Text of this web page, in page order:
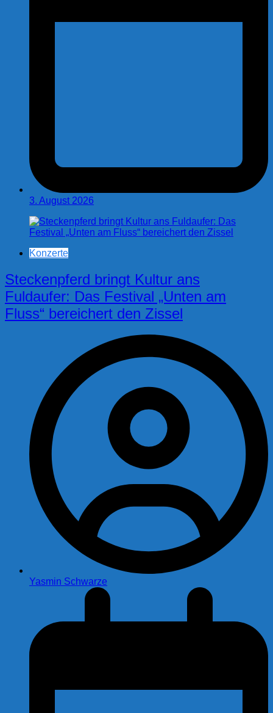
3. August 2026
Konzerte
Steckenpferd bringt Kultur ans
Fuldaufer: Das Festival „Unten am
Fluss“ bereichert den Zissel
Yasmin Schwarze